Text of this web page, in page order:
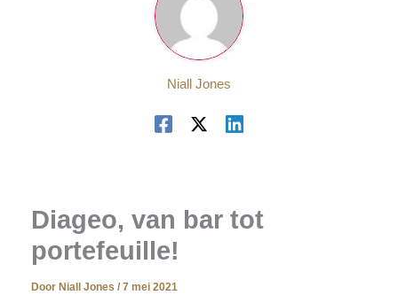
Niall Jones
Diageo, van bar tot
portefeuille!
Door Niall Jones / 7 mei 2021